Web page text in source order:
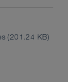
(201.24 KB)